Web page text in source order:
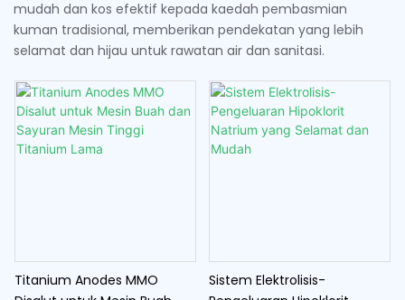
mudah dan kos efektif kepada kaedah pembasmian
kuman tradisional, memberikan pendekatan yang lebih
selamat dan hijau untuk rawatan air dan sanitasi.
Titanium Anodes MMO
Sistem Elektrolisis-